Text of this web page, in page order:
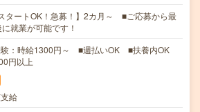
タートOK！急募！】2カ月～ ■ご応募から最
就業が可能です！
験：時給1300円～ ■週払いOK ■扶養内OK
円以上
給